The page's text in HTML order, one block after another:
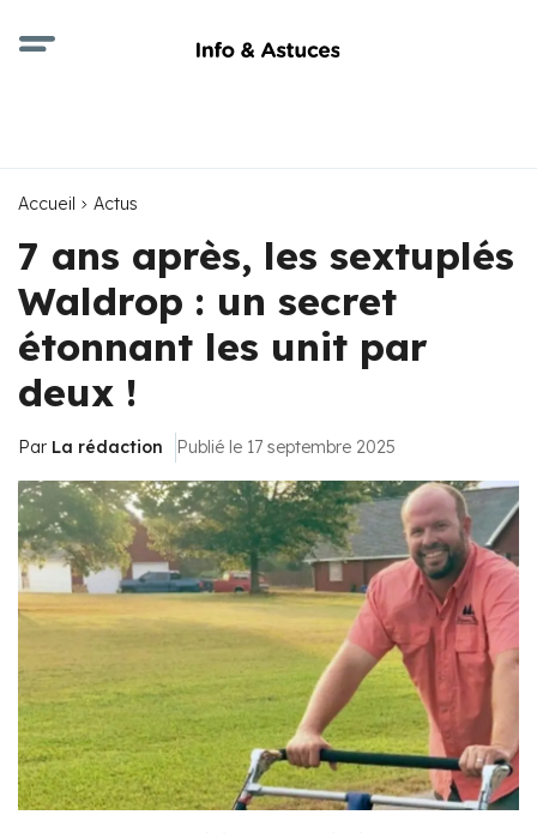
Accueil Actus
7 ans après, les sextuplés
Waldrop : un secret
étonnant les unit par
deux !
Par La rédaction Publié le 17 septembre 2025